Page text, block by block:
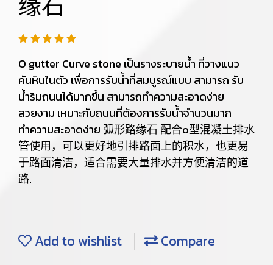
缘石
O gutter Curve stone เป็นรางระบายน้ำ ที่วางแนว
คันหินในตัว เพื่อการรับน้ำที่สมบูรณ์แบบ สามารถ รับ
น้ำริมถนนได้มากขึ้น สามารถทำความสะอาดง่าย
สวยงาม เหมาะกับถนนที่ต้องการรับน้ำจำนวนมาก
ทำความสะอาดง่าย 弧形路缘石 配合o型混凝土排水
管使用，可以更好地引排路面上的积水，也更易
于路面清洁，适合需要大量排水并方便清洁的道
路.
Add to wishlist Compare